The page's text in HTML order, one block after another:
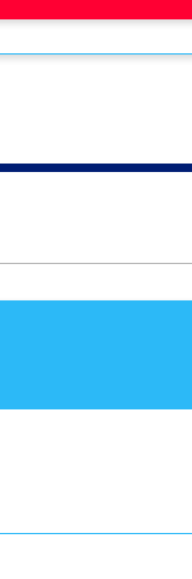
でした。
しまうこと
千葉さん
（主夫）、子
生…
/学生活躍中/シ
通勤可/バイク
ト自由・選べ
欄に掲載